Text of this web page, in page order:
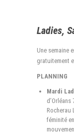
Ladies,
Une semaine
gratuitement
PLANNING
Mardi
Rocherau
féminité